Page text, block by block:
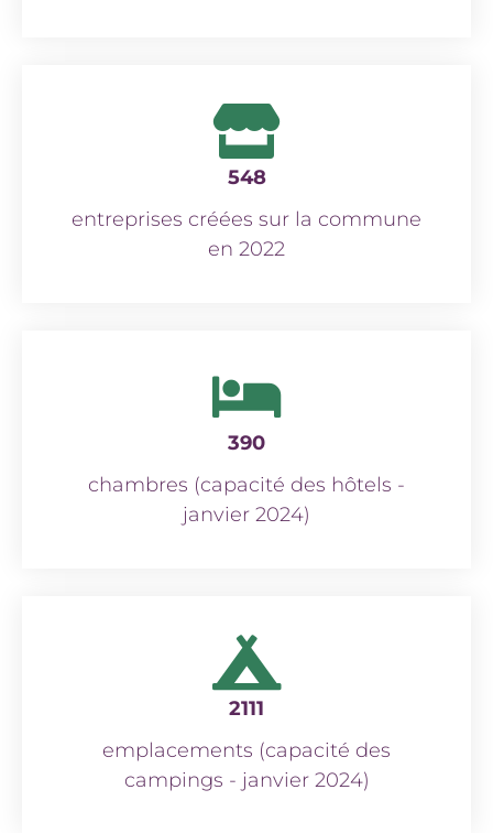
548
entreprises créées sur la commune
en 2022
390
chambres (capacité des hôtels -
janvier 2024)
2111
emplacements (capacité des
campings - janvier 2024)